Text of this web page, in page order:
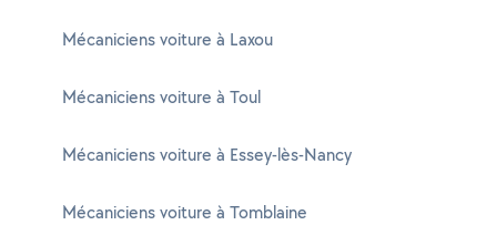
Mécaniciens voiture à Laxou
Mécaniciens voiture à Toul
Mécaniciens voiture à Essey-lès-Nancy
Mécaniciens voiture à Tomblaine